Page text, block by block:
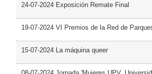
24-07-2024 Exposición Remate Final
19-07-2024 VI Premios de la Red de
15-07-2024 La máquina queer